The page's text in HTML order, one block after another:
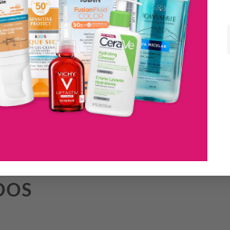
la zona deseada preferentemente
del producto.
Productos